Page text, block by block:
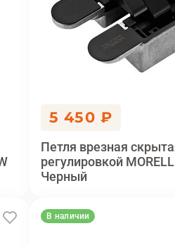
5 450 ₽
Петля врезная
регулировкой
Черный
В наличии